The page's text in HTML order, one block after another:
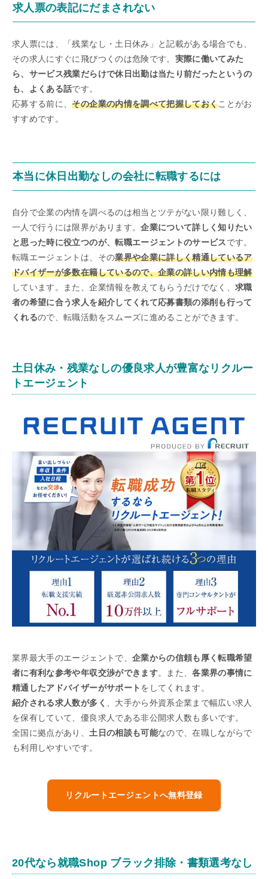
求人票の表記にだまされない
求人票には、「残業なし・土日休み」と記載がある場合でも、
その求人にすぐに飛びつくのは危険です。 実際に働いてみた
ら、サービス残業だらけで休日出勤は当たり前だったというの
も、よくある話です。
応募する前に、その企業の内情を調べて把握しておくことがお
すすめです。
本当に休日出勤なしの会社に転職するには
自分で企業の内情を調べるのは相当とツテがない限り難しく、
一人で行うには限界があります。企業について詳しく知りたい
と思った時に役立つのが、転職エージェントのサービスです。
転職エージェントは、その業界や企業に詳しく精通しているア
ドバイザーが多数在籍しているので、企業の詳しい内情も理解
しています。また、企業情報を教えてもらうだけでなく、求職
者の希望に合う求人を紹介してくれて応募書類の添削も行って
くれるので、転職活動をスムーズに進めることができます。
土日休み・残業なしの優良求人が豊富なリクルー
トエージェント
業界最大手のエージェントで、 企業からの信頼も厚く転職希望
者に有利な参考や年収交渉ができます。また、各業界の事情に
精通したアドバイザーがサポート をしてくれます。
紹介される求人数が多く
、大手から外資系企業まで幅広い求人
を保有していて、優良求人である非公開求人数も多いです。
全国に拠点があり、 土日の相談も可能なので、在職しながらで
も利用しやすいです。
リクルートエージェントへ無料登録
20代なら就職Shop ブラック排除・書類選考なし